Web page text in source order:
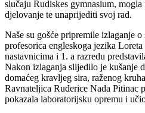
slučaju Rudiskes gymnasium,
djelovanje te unaprijediti svoj rad.
Naše su gošće pripremile izlaganje
profesorica engleskoga jezika
nastavnicima i 1. a razredu
Nakon izlaganja slijedilo je kušanje
domaćeg kravljeg sira, raženog
Ravnateljica Ruđerice Nada Pitinac
pokazala laboratorijsku opremu i